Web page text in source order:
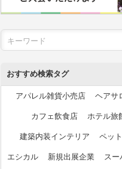
おすすめ検索タグ
アパレル雑貨小売店 ヘアサ
カフェ飲食店 ホテル旅
建築内装インテリア ペッ
エシカル 新規出展企業 スー